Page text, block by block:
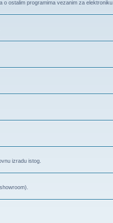
ostalim programima vezanim za elektroniku.
izradu istog.